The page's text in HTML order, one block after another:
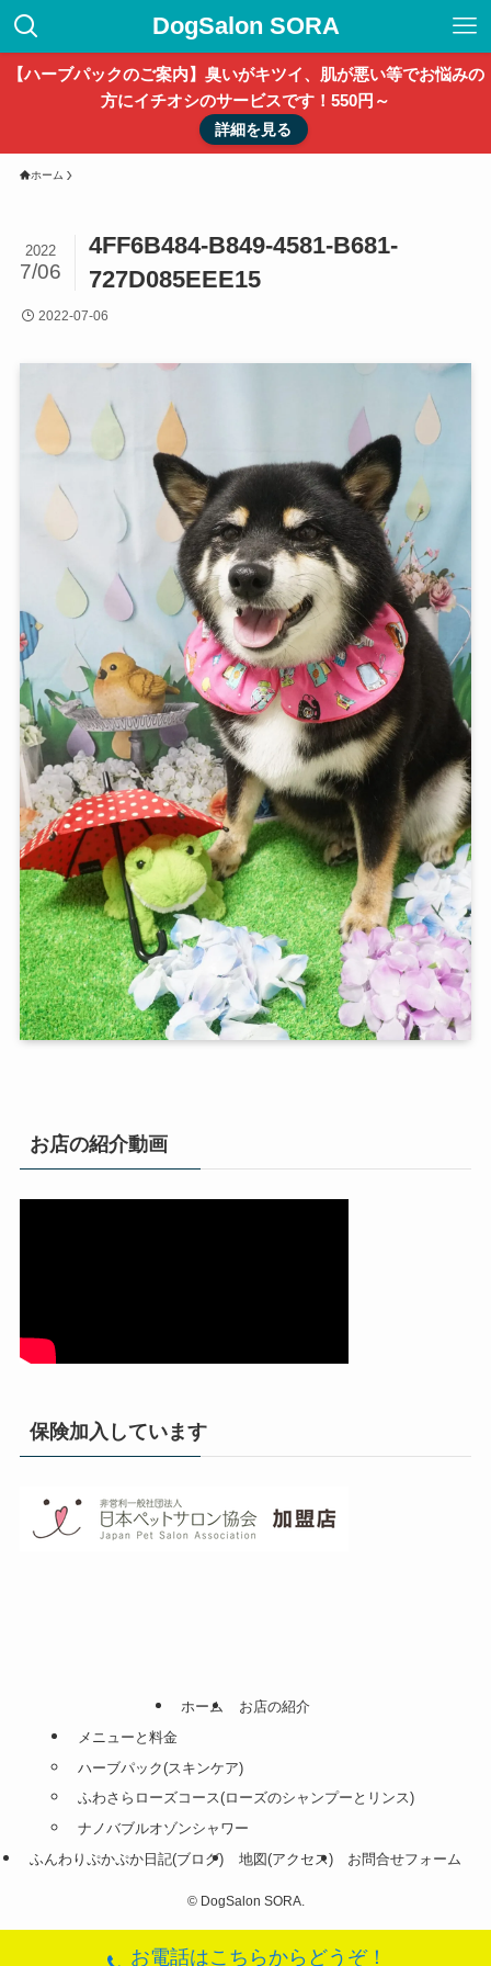
DogSalon SORA
【ハーブパックのご案内】臭いがキツイ、肌が悪い等でお悩みの
方にイチオシのサービスです！550円～
詳細を見る
ホーム
4FF6B484-B849-4581-B681-
727D085EEE15
2022
7/06
2022-07-06
お店の紹介動画
保険加入しています
ホーム
お店の紹介
メニューと料金
ハーブパック(スキンケア)
ふわさらローズコース(ローズのシャンプーとリンス)
ナノバブルオゾンシャワー
ふんわりぷかぷか日記(ブログ)
地図(アクセス) お問合せフォーム
©DogSalon SORA.
お電話はこちらからどうぞ！